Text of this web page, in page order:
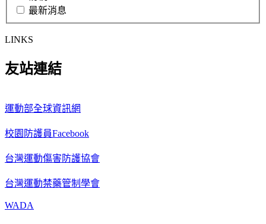
最新消息
LINKS
友站連結
運動部全球資訊網
校園防護員Facebook
台灣運動傷害防護協會
台灣運動禁藥管制學會
WADA